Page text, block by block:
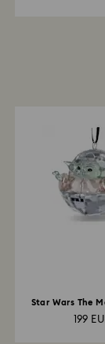
Star Wars The
199